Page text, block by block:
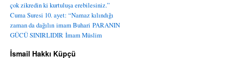
çok zikredin ki kurtuluşa erebilesiniz.”
Cuma Suresi 10. ayet: “Namaz kılındığı
zaman da dağılın imam Buhari PARANIN
GÜCÜ SINIRLIDIR İmam Müslim
İsmail Hakkı Küpçü